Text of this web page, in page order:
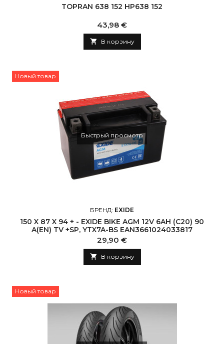
TOPRAN 638 152 HP638 152
Цена
43,98 €
 В корзину
Новый товар
Быстрый просмотр
БРЕНД: EXIDE
150 X 87 X 94 + - EXIDE BIKE AGM 12V 6AH (C20) 90
A(EN) TV +SP, YTX7A-BS EAN3661024033817
Цена
29,90 €
 В корзину
Новый товар